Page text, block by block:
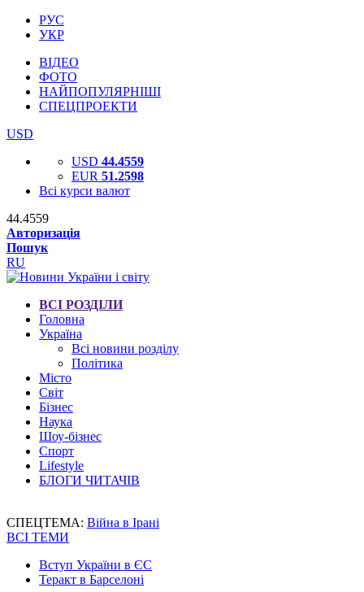
РУС
УКР
ВІДЕО
ФОТО
НАЙПОПУЛЯРНІШІ
СПЕЦПРОЕКТИ
USD
USD 44.4559
EUR 51.2598
Всі курси валют
44.4559
Авторизація
Пошук
RU
ВСІ РОЗДІЛИ
Головна
Україна
Всі новини розділу
Політика
Місто
Світ
Бізнес
Наука
Шоу-бізнес
Спорт
Lifestyle
БЛОГИ ЧИТАЧІВ
СПЕЦТЕМА: Війна в Ірані
ВСІ ТЕМИ
Вступ України в ЄС
Теракт в Барселоні